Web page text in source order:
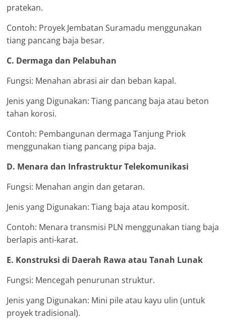
pratekan.
Contoh: Proyek Jembatan Suramadu menggunakan
tiang pancang baja besar.
C. Dermaga dan Pelabuhan
Fungsi: Menahan abrasi air dan beban kapal.
Jenis yang Digunakan: Tiang pancang baja atau beton
tahan korosi.
Contoh: Pembangunan dermaga Tanjung Priok
menggunakan tiang pancang pipa baja.
D. Menara dan Infrastruktur Telekomunikasi
Fungsi: Menahan angin dan getaran.
Jenis yang Digunakan: Tiang baja atau komposit.
Contoh: Menara transmisi PLN menggunakan tiang baja
berlapis anti-karat.
E. Konstruksi di Daerah Rawa atau Tanah Lunak
Fungsi: Mencegah penurunan struktur.
Jenis yang Digunakan: Mini pile atau kayu ulin (untuk
proyek tradisional).